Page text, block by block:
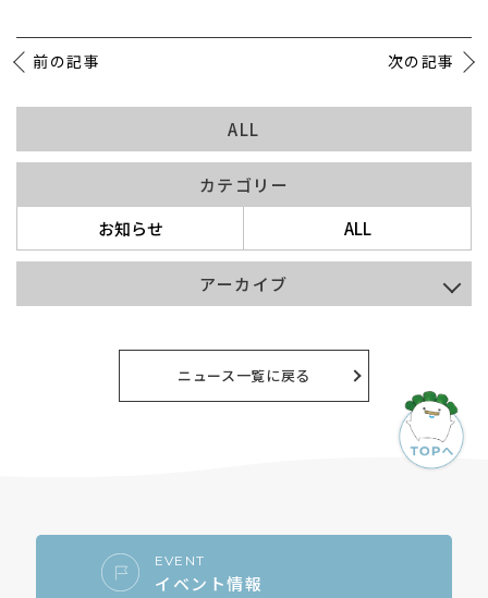
前の記事 次の記事
ALL
カテゴリー
お知らせ
ALL
アーカイブ
2026年4月
2025年4月
ニュース一覧に戻る
EVENT
イベント情報